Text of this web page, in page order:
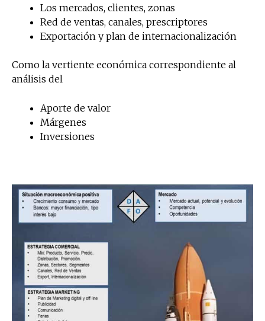
Los mercados, clientes, zonas
Red de ventas, canales, prescriptores
Exportación y plan de internacionalización
Como la vertiente económica correspondiente al
análisis del
Aporte de valor
Márgenes
Inversiones